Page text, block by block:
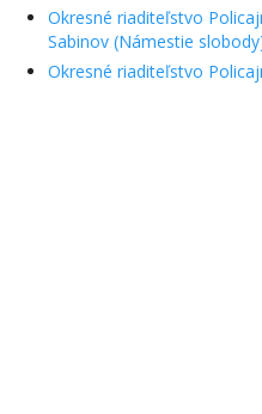
Okresné riaditeľstvo
Sabinov (Námestie
Okresné riaditeľstvo